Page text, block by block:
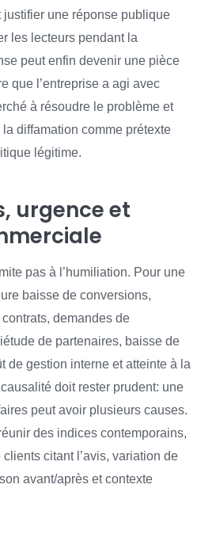
justifier une réponse publique
les lecteurs pendant la
peut enfin devenir une pièce
que l’entreprise a agi avec
à résoudre le problème et
la diffamation comme prétexte
légitime.
urgence et
pas à l’humiliation. Pour une
baisse de conversions,
demandes de
de partenaires, baisse de
de gestion interne et atteinte à la
doit rester prudent: une
peut avoir plusieurs causes.
des indices contemporains,
citant l’avis, variation de
avant/après et contexte